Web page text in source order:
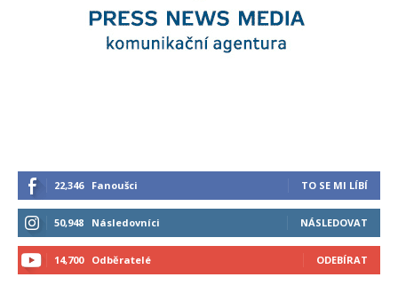
22,346 Fanoušci TO SE MI LÍBÍ
50,948 Následovníci NÁSLEDOVAT
14,700 Odběratelé ODEBÍRAT